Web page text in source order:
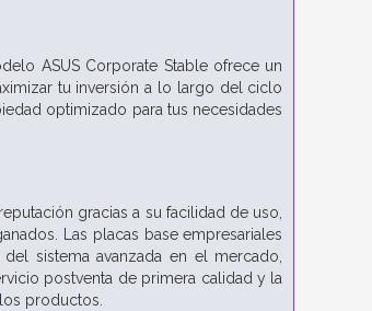
ASUS Corporate Stable ofrece un
tu inversión a lo largo del ciclo
optimizado para tus necesidades
gracias a su facilidad de uso,
Las placas base empresariales
sistema avanzada en el mercado,
postventa de primera calidad y la
productos.